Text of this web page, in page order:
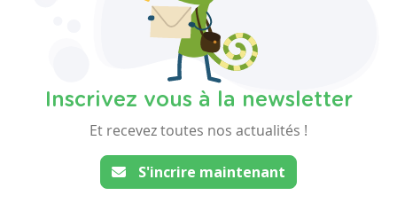
Inscrivez vous à la newsletter
Et recevez toutes nos actualités !
S'incrire maintenant